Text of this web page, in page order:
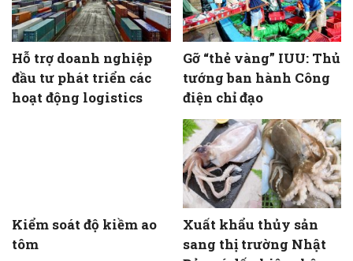
Hỗ trợ doanh nghiệp
đầu tư phát triển các
hoạt động logistics
Gỡ “thẻ vàng” IUU: Thủ
tướng ban hành Công
điện chỉ đạo
Kiểm soát độ kiềm ao
tôm
Xuất khẩu thủy sản
sang thị trường Nhật